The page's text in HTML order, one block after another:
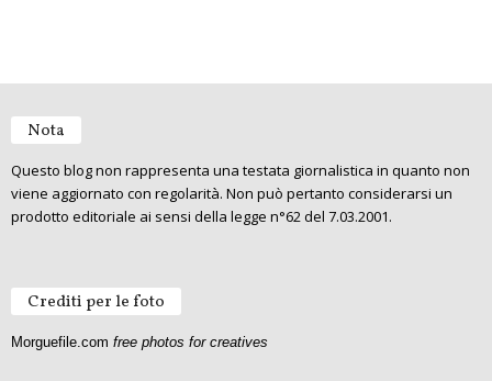
Nota
Questo blog non rappresenta una testata giornalistica in quanto non
viene aggiornato con regolarità. Non può pertanto considerarsi un
prodotto editoriale ai sensi della legge n°62 del 7.03.2001.
Crediti per le foto
Morguefile.com free photos for creatives